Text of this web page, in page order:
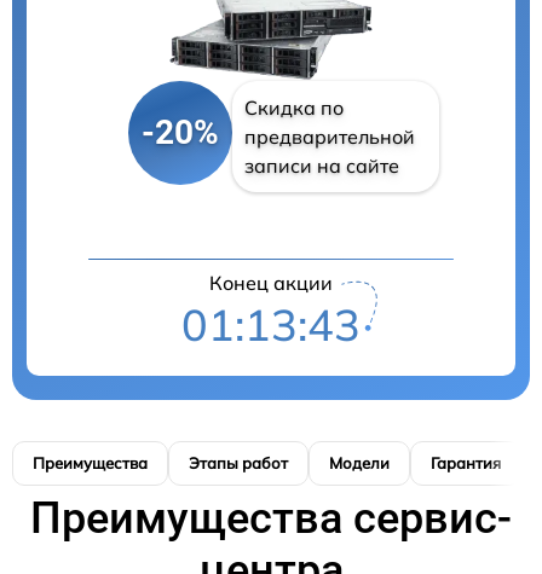
-20%
Скидка по
предварительной
записи на сайте
Конец акции
01:13:42
Преимущества Этапы работ Модели Гарантия
Преимущества сервис-